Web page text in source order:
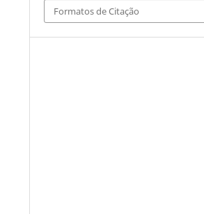
Formatos de Citação